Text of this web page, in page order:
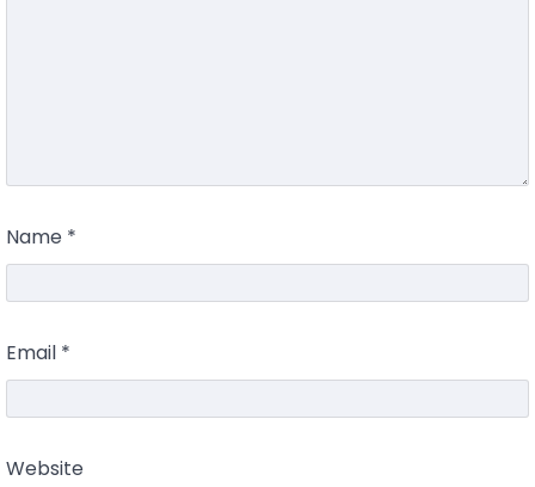
Name *
Email *
Website